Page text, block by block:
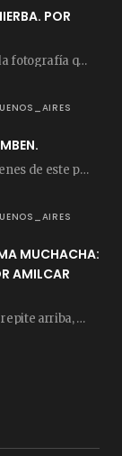
POR
Esta es una recordada fotografía que registré…
(Aclaración: Todas las imágenes de este posteo fueron tomadas de Bloghemia.com, y todos los…
MUCHACHA:
AMILCAR
(La imagen de Tapa, que se repite arriba, fue compuesta por Amilcar Moretti el viernes…